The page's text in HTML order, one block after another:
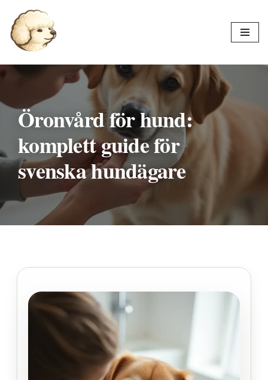
Hoppa
till
Öronvård för hund:
komplett guide för
svenska hundägare